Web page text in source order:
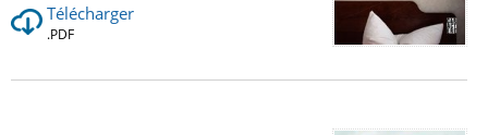
Télécharger
.PDF